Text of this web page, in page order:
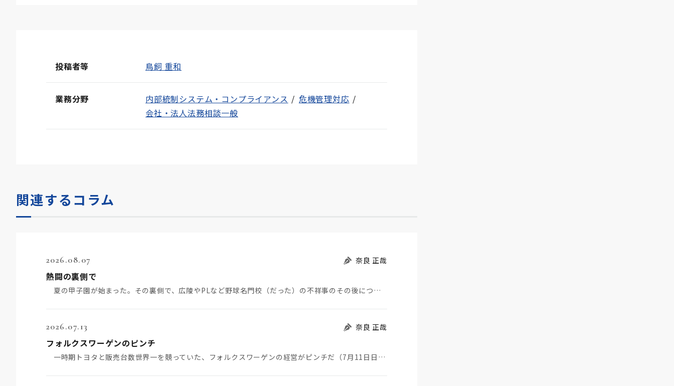
投稿者等 鳥飼 重和
業務分野 内部統制システム・コンプライアンス
危機管理対応
会社・法人法務相談一般
関連するコラム
2026.08.07 奈良 正哉
熱闘の裏側で
夏の甲子園が始まった。その裏側で、広陵やPLなど野球名門校（だった）の不祥事のその後について、「熱…
2026.07.13 奈良 正哉
フォルクスワーゲンのピンチ
一時期トヨタと販売台数世界一を競っていた、フォルクスワーゲンの経営がピンチだ（7月11日日経）。そ…